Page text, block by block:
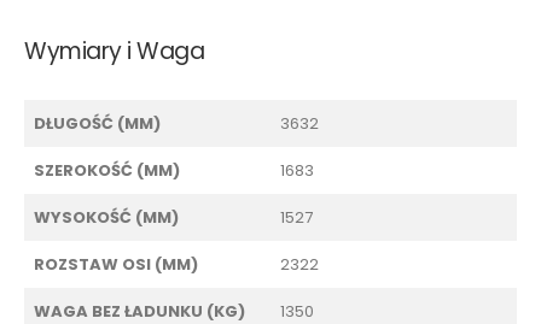
Wymiary i Waga
DŁUGOŚĆ (MM) 3632
SZEROKOŚĆ (MM) 1683
WYSOKOŚĆ (MM) 1527
ROZSTAW OSI (MM) 2322
WAGA BEZ ŁADUNKU (KG) 1350